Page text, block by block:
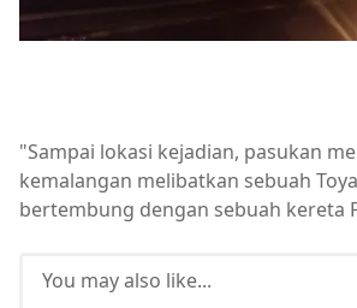
"Sampai lokasi kejadian, pasukan
kemalangan melibatkan sebuah
bertembung dengan sebuah kereta
You may also like...